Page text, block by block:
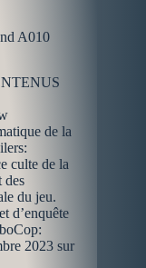
A010
de la
culte de la
des
du jeu.
d’enquête
2023 sur